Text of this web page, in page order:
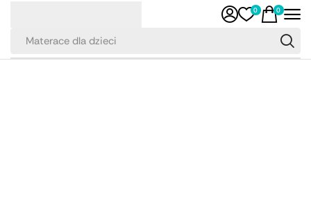
Materace dla dzieci
0 0